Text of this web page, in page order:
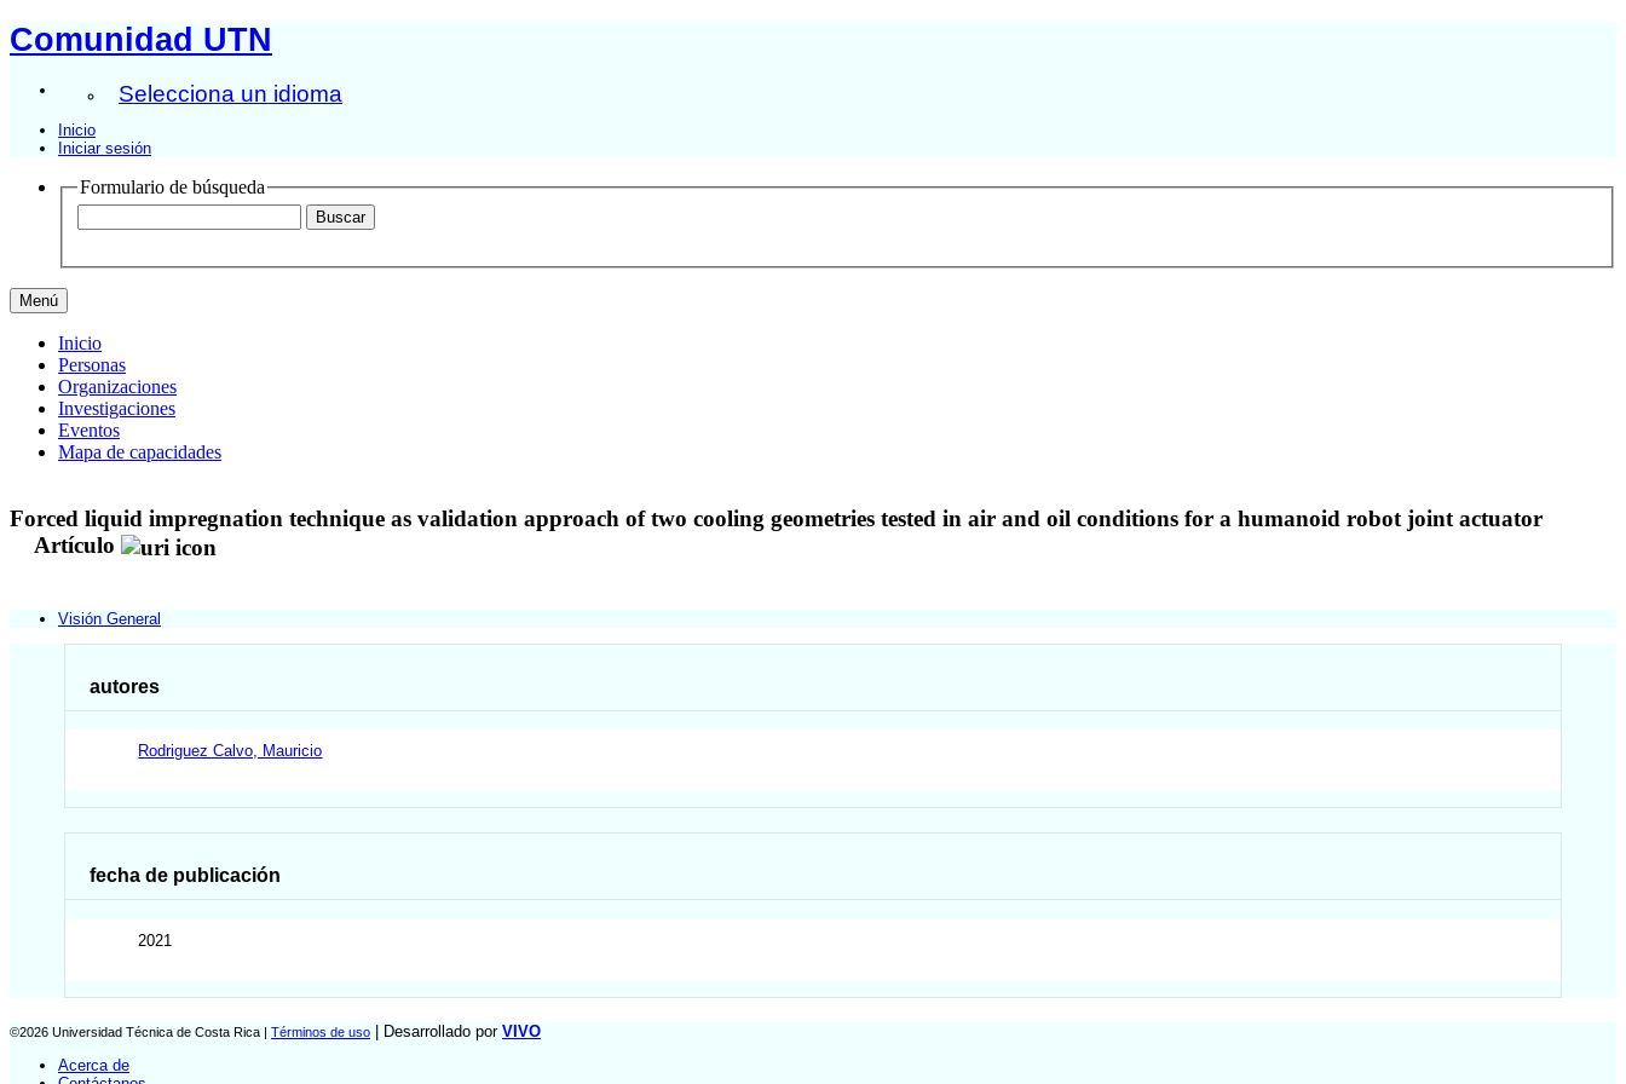
Comunidad UTN
Selecciona un idioma
Inicio
Iniciar sesión
Formulario de búsqueda
Menú
Inicio
Personas
Organizaciones
Investigaciones
Eventos
Mapa de capacidades
Forced liquid impregnation technique as validation approach of two cooling geometries tested in air and oil conditions for a humanoid robot joint actuator
Artículo
Visión General
autores
Rodriguez Calvo, Mauricio
fecha de publicación
2021
©2026 Universidad Técnica de Costa Rica | Términos de uso | Desarrollado por VIVO
Acerca de